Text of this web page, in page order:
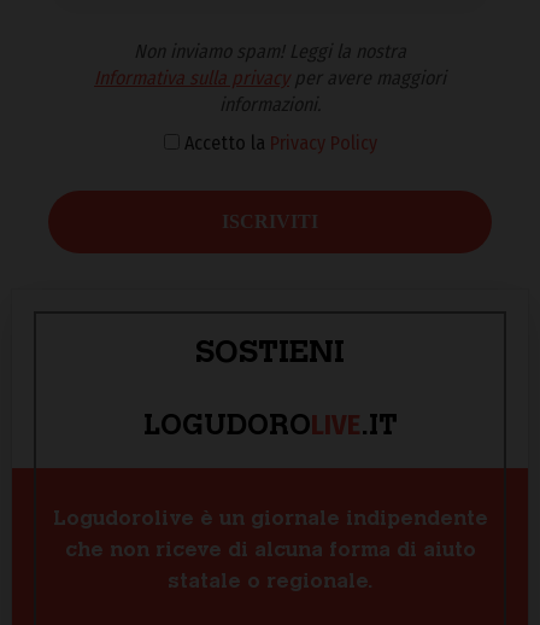
Non inviamo spam! Leggi la nostra
Informativa sulla privacyper avere maggiori
informazioni.
Accetto la Privacy Policy
SOSTIENI
LOGUDOROLIVE.IT
Logudorolive è un giornale indipendente
che non riceve di alcuna forma di aiuto
statale o regionale.